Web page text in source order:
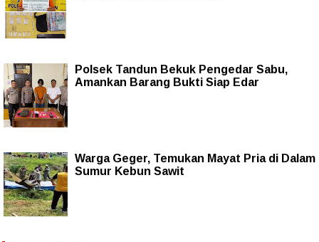
Polsek Tandun Bekuk Pengedar Sabu,
Amankan Barang Bukti Siap Edar
Warga Geger, Temukan Mayat Pria di Dalam
Sumur Kebun Sawit